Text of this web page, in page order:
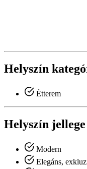
Helyszín
Étterem
Helyszín jellege
Modern
Elegáns,